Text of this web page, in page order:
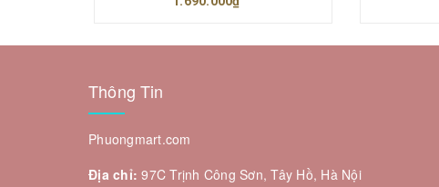
Thông Tin
Phuongmart.com
Địa chỉ: 97C Trịnh Công Sơn, Tây Hồ, Hà Nội